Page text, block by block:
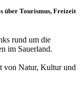
über Tourismus, Freizeit
rund um die
im Sauerland.
von Natur, Kultur und